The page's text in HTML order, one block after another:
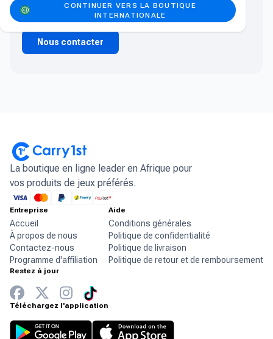
Contactez notre équipe.
Nous contacter
La boutique en ligne leader en Afrique pour
vos produits de jeux préférés.
Entreprise
Accueil
À propos de nous
Contactez-nous
Programme d'affiliation
Aide
Conditions générales
Politique de confidentialité
Politique de livraison
Politique de retour et de remboursement
Restez à jour
Téléchargez l'application
CONTINUER VERS LA BOUTIQUE
INTERNATIONALE